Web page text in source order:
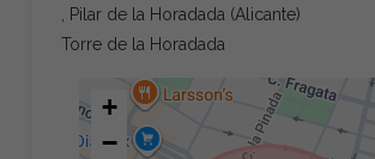
, Pilar de la Horadada (Alicante)
Torre de la Horadada
+
−